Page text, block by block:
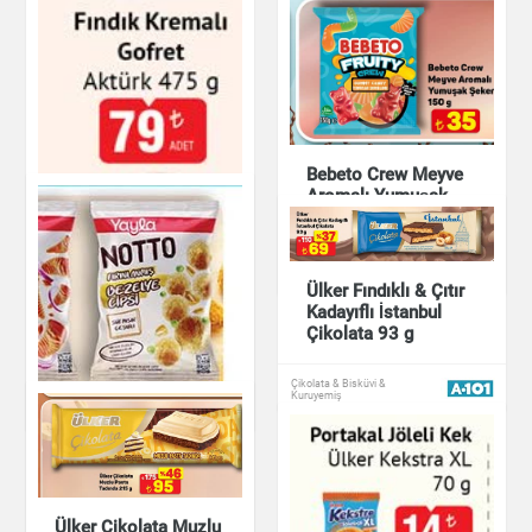
Fındık Kremalı Gofret
Aktürk 475 g
Çikolata & Bisküvi &
Kuruyemiş
Bebeto Crew Meyve
Aromalı Yumuşak
Şeker 150 g
Kuruyemiş
Ülker Fındıklı & Çıtır
Kadayıflı İstanbul
Çikolata 93 g
Çikolata & Bisküvi &
Kuruyemiş
Ülker Çikolata Muzlu